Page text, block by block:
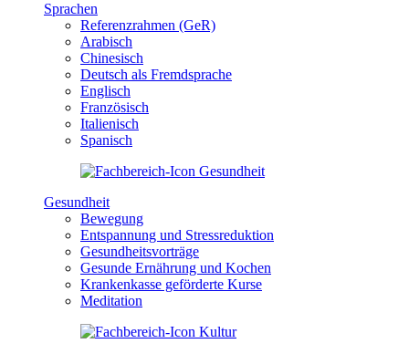
Sprachen
Referenzrahmen (GeR)
Arabisch
Chinesisch
Deutsch als Fremdsprache
Englisch
Französisch
Italienisch
Spanisch
Gesundheit
Bewegung
Entspannung und Stressreduktion
Gesundheitsvorträge
Gesunde Ernährung und Kochen
Krankenkasse geförderte Kurse
Meditation